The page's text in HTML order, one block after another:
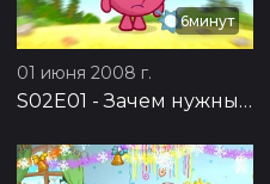
6минут
01 июня 2008 г.
S02E01 - Зачем нужны друзья?